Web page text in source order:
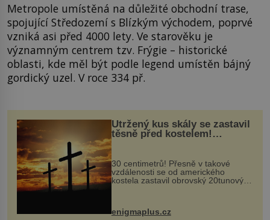
Metropole umístěná na důležité obchodní trase,
spojující Středozemí s Blízkým východem, poprvé
vzniká asi před 4000 lety. Ve starověku je
významným centrem tzv. Frýgie – historické
oblasti, kde měl být podle legend umístěn bájný
gordický uzel. V roce 334 př.
Utržený kus skály se zastavil
těsně před kostelem!
Ochránila ho boží síla?
30 centimetrů! Přesně v takové
vzdálenosti se od amerického
kostela zastavil obrovský 20tunový
...
enigmaplus.cz